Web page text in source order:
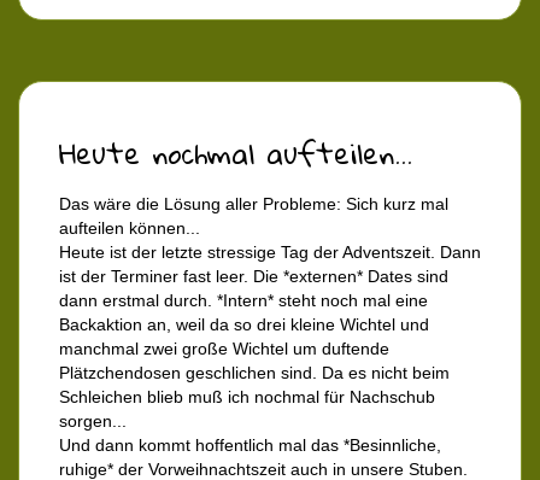
Heute nochmal aufteilen...
Das wäre die Lösung aller Probleme: Sich kurz mal
aufteilen können...
Heute ist der letzte stressige Tag der Adventszeit. Dann
ist der Terminer fast leer. Die *externen* Dates sind
dann erstmal durch. *Intern* steht noch mal eine
Backaktion an, weil da so drei kleine Wichtel und
manchmal zwei große Wichtel um duftende
Plätzchendosen geschlichen sind. Da es nicht beim
Schleichen blieb muß ich nochmal für Nachschub
sorgen...
Und dann kommt hoffentlich mal das *Besinnliche,
ruhige* der Vorweihnachtszeit auch in unsere Stuben.